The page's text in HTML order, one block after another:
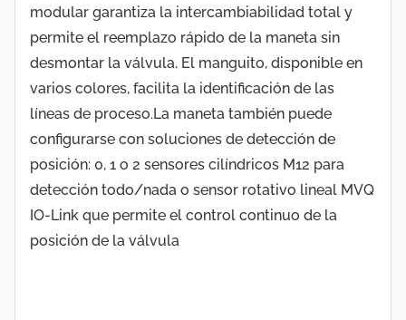
modular garantiza la intercambiabilidad total y
permite el reemplazo rápido de la maneta sin
desmontar la válvula. El manguito, disponible en
varios colores, facilita la identificación de las
líneas de proceso.La maneta también puede
configurarse con soluciones de detección de
posición: 0, 1 o 2 sensores cilíndricos M12 para
detección todo/nada o sensor rotativo lineal MVQ
IO-Link que permite el control continuo de la
posición de la válvula